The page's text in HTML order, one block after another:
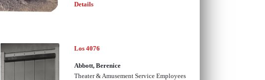
Details
Los 4076
Abbott, Berenice
Theater & Amusement Service Employees